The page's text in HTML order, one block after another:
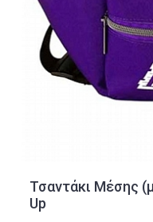
Τσαντάκι Μέσης
Up